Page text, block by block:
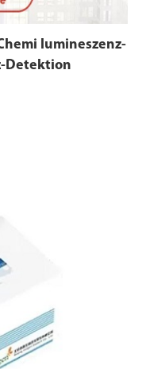
lumineszenz-
Detektion